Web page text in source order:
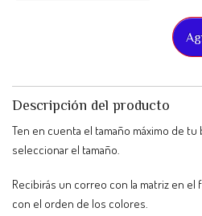
Descripción del producto
Ten en cuenta el tamaño máximo de
seleccionar el tamaño.
Recibirás un correo con la matriz en
con el orden de los colores.